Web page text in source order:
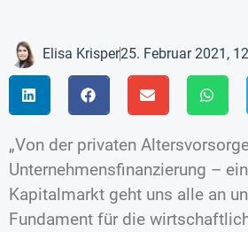
Elisa Krisper25. Februar 2021,
„Von der privaten
Unternehmensfinanzierung –
Kapitalmarkt geht uns alle an
Fundament für die